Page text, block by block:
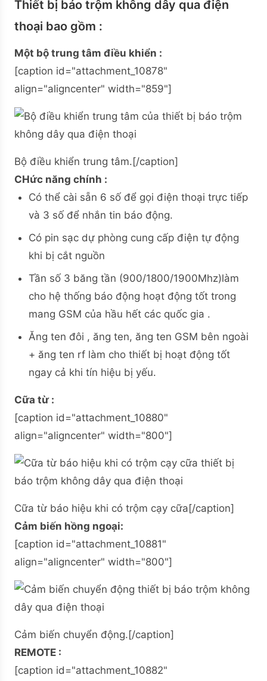
Thiết bị báo trộm không dây qua điện
thoại bao gồm :
Một bộ trung tâm điều khiển :
[caption id="attachment_10878"
align="aligncenter" width="859"]
Bộ điều khiển trung tâm.[/caption]
CHức năng chính :
Có thể cài sẵn 6 số để gọi điện thoại trực tiếp
và 3 số để nhắn tin báo động.
Có pin sạc dự phòng cung cấp điện tự động
khi bị cắt nguồn
Tần số 3 băng tần (900/1800/1900Mhz)làm
cho hệ thống báo động hoạt động tốt trong
mang GSM của hầu hết các quốc gia .
Ăng ten đôi , ăng ten, ăng ten GSM bên ngoài
+ ăng ten rf làm cho thiết bị hoạt động tốt
ngay cả khi tín hiệu bị yếu.
Cữa từ :
[caption id="attachment_10880"
align="aligncenter" width="800"]
Cữa từ báo hiệu khi có trộm cạy cữa[/caption]
Cảm biến hồng ngoại:
[caption id="attachment_10881"
align="aligncenter" width="800"]
Cảm biến chuyển động.[/caption]
REMOTE :
[caption id="attachment_10882"